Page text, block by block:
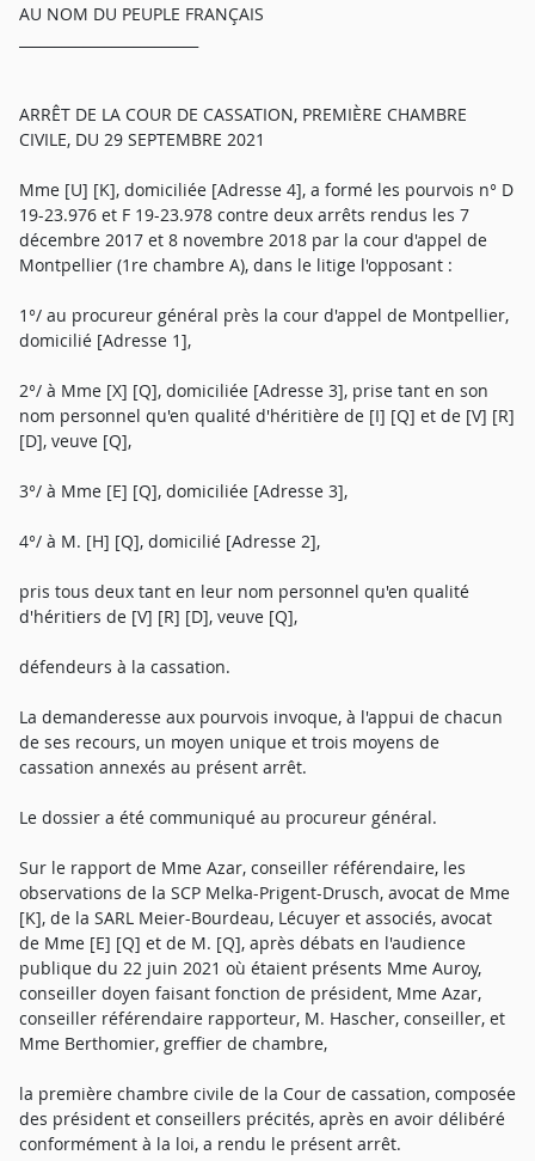
AU NOM DU PEUPLE FRANÇAIS
ARRÊT DE LA COUR DE CASSATION, PREMIÈRE CHAMBRE
CIVILE, DU 29 SEPTEMBRE 2021
Mme [U] [K], domiciliée [Adresse 4], a formé les pourvois n° D
19-23.976 et F 19-23.978 contre deux arrêts rendus les 7
décembre 2017 et 8 novembre 2018 par la cour d'appel de
Montpellier (1re chambre A), dans le litige l'opposant :
1°/ au procureur général près la cour d'appel de Montpellier,
domicilié [Adresse 1],
2°/ à Mme [X] [Q], domiciliée [Adresse 3], prise tant en son
nom personnel qu'en qualité d'héritière de [I] [Q] et de [V] [R]
[D], veuve [Q],
3°/ à Mme [E] [Q], domiciliée [Adresse 3],
4°/ à M. [H] [Q], domicilié [Adresse 2],
pris tous deux tant en leur nom personnel qu'en qualité
d'héritiers de [V] [R] [D], veuve [Q],
défendeurs à la cassation.
La demanderesse aux pourvois invoque, à l'appui de chacun
de ses recours, un moyen unique et trois moyens de
cassation annexés au présent arrêt.
Le dossier a été communiqué au procureur général.
Sur le rapport de Mme Azar, conseiller référendaire, les
observations de la SCP Melka-Prigent-Drusch, avocat de Mme
[K], de la SARL Meier-Bourdeau, Lécuyer et associés, avocat
de Mme [E] [Q] et de M. [Q], après débats en l'audience
publique du 22 juin 2021 où étaient présents Mme Auroy,
conseiller doyen faisant fonction de président, Mme Azar,
conseiller référendaire rapporteur, M. Hascher, conseiller, et
Mme Berthomier, greffier de chambre,
la première chambre civile de la Cour de cassation, composée
des président et conseillers précités, après en avoir délibéré
conformément à la loi, a rendu le présent arrêt.